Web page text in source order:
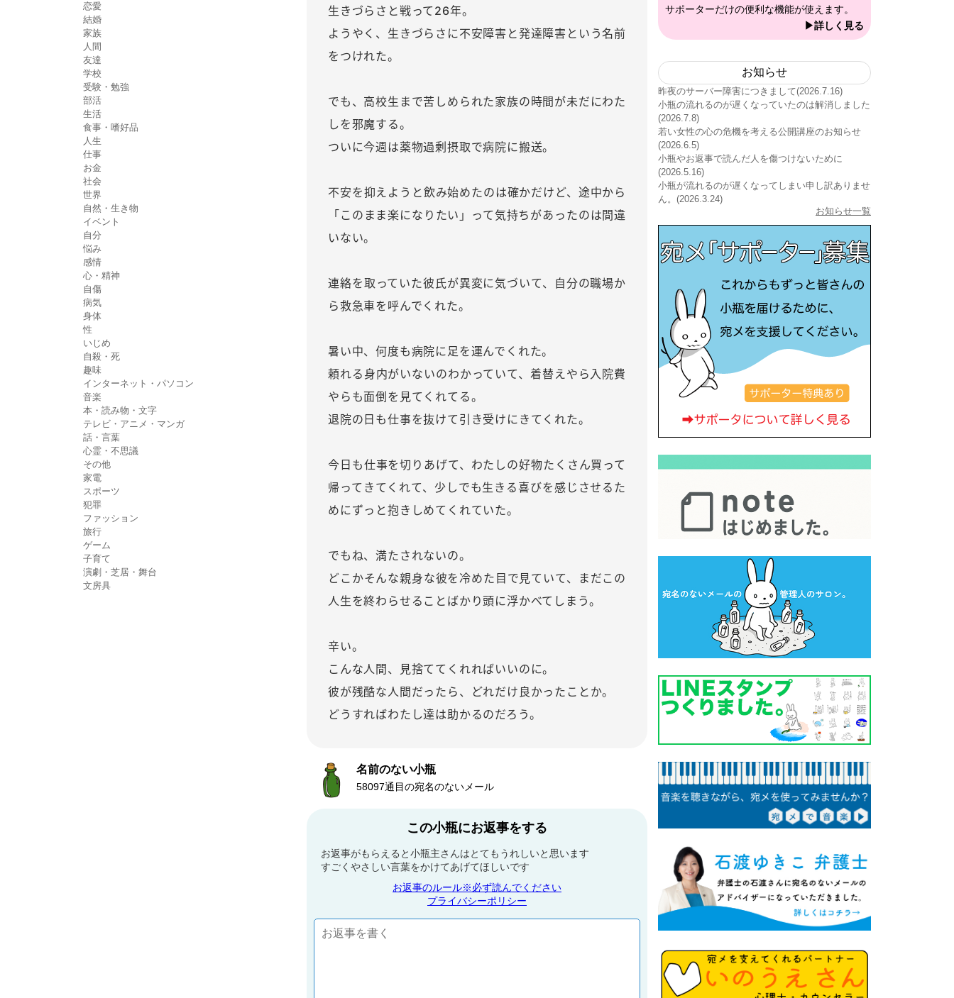
恋愛
結婚
家族
人間
友達
学校
受験・勉強
部活
生活
食事・嗜好品
人生
仕事
お金
社会
世界
自然・生き物
イベント
自分
悩み
感情
心・精神
自傷
病気
身体
性
いじめ
自殺・死
趣味
インターネット・パソコン
音楽
本・読み物・文字
テレビ・アニメ・マンガ
話・言葉
心霊・不思議
その他
家電
スポーツ
犯罪
ファッション
旅行
ゲーム
子育て
演劇・芝居・舞台
文房具
生きづらさと戦って26年。
ようやく、生きづらさに不安障害と発達障害という名前
をつけれた。
でも、高校生まで苦しめられた家族の時間が未だにわた
しを邪魔する。
ついに今週は薬物過剰摂取で病院に搬送。
不安を抑えようと飲み始めたのは確かだけど、途中から
「このまま楽になりたい」って気持ちがあったのは間違
いない。
連絡を取っていた彼氏が異変に気づいて、自分の職場か
ら救急車を呼んでくれた。
暑い中、何度も病院に足を運んでくれた。
頼れる身内がいないのわかっていて、着替えやら入院費
やらも面倒を見てくれてる。
退院の日も仕事を抜けて引き受けにきてくれた。
今日も仕事を切りあげて、わたしの好物たくさん買って
帰ってきてくれて、少しでも生きる喜びを感じさせるた
めにずっと抱きしめてくれていた。
でもね、満たされないの。
どこかそんな親身な彼を冷めた目で見ていて、まだこの
人生を終わらせることばかり頭に浮かべてしまう。
辛い。
こんな人間、見捨ててくれればいいのに。
彼が残酷な人間だったら、どれだけ良かったことか。
どうすればわたし達は助かるのだろう。
名前のない小瓶
58097通目の宛名のないメール
この小瓶にお返事をする
お返事がもらえると小瓶主さんはとてもうれしいと思います
すごくやさしい言葉をかけてあげてほしいです
お返事のルール※必ず読んでください
プライバシーポリシー
サポーターだけの便利な機能が使えます。
▶詳しく見る
お知らせ
昨夜のサーバー障害につきまして(2026.7.16)
小瓶の流れるのが遅くなっていたのは解消しました
(2026.7.8)
若い女性の心の危機を考える公開講座のお知らせ
(2026.6.5)
小瓶やお返事で読んだ人を傷つけないために
(2026.5.16)
小瓶が流れるのが遅くなってしまい申し訳ありませ
ん。(2026.3.24)
お知らせ一覧